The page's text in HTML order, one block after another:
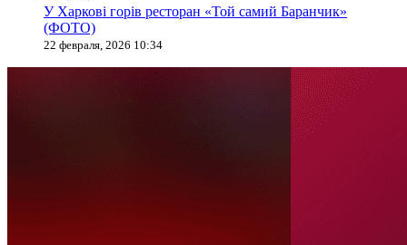
У Харкові горів ресторан «Той самий Баранчик»
(ФОТО)
22 февраля, 2026 10:34